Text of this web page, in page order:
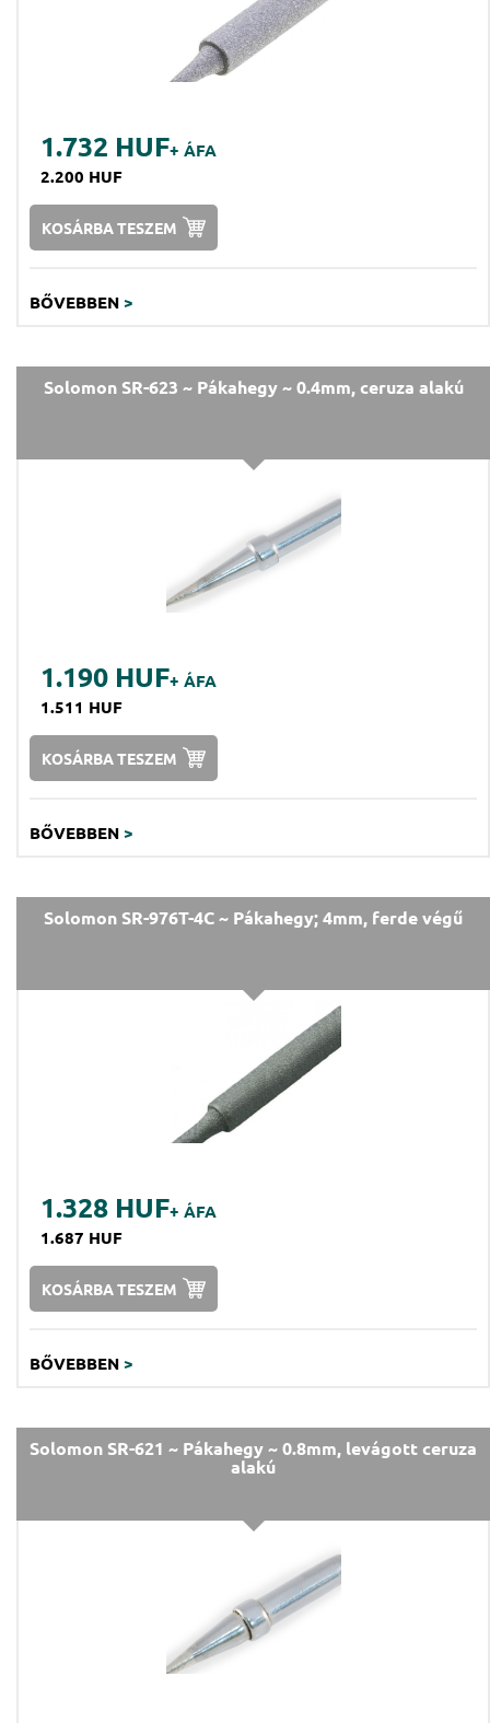
1.732 HUF+ ÁFA
2.200 HUF
KOSÁRBA TESZEM
BŐVEBBEN >
Solomon SR-623 ~ Pákahegy ~ 0.4mm, ceruza alakú
1.190 HUF+ ÁFA
1.511 HUF
KOSÁRBA TESZEM
BŐVEBBEN >
Solomon SR-976T-4C ~ Pákahegy; 4mm, ferde végű
1.328 HUF+ ÁFA
1.687 HUF
KOSÁRBA TESZEM
BŐVEBBEN >
Solomon SR-621 ~ Pákahegy ~ 0.8mm, levágott ceruza
alakú